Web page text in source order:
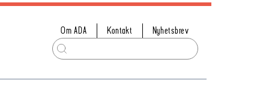
Om ADA Kontakt Nyhetsbrev